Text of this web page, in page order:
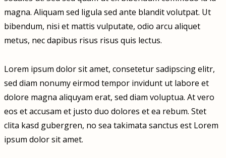
magna. Aliquam sed ligula sed ante blandit volutpat. Ut
bibendum, nisi et mattis vulputate, odio arcu aliquet
metus, nec dapibus risus risus quis lectus.
Lorem ipsum dolor sit amet, consetetur sadipscing elitr,
sed diam nonumy eirmod tempor invidunt ut labore et
dolore magna aliquyam erat, sed diam voluptua. At vero
eos et accusam et justo duo dolores et ea rebum. Stet
clita kasd gubergren, no sea takimata sanctus est Lorem
ipsum dolor sit amet.